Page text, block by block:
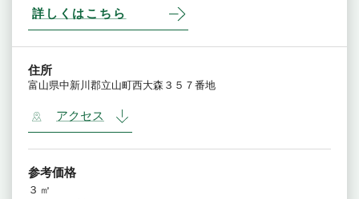
詳しくはこちら
住所
富山県中新川郡立山町西大森３５７番地
アクセス
参考価格
３㎡